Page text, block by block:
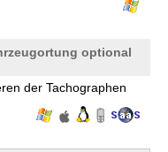
optional
der Tachographen